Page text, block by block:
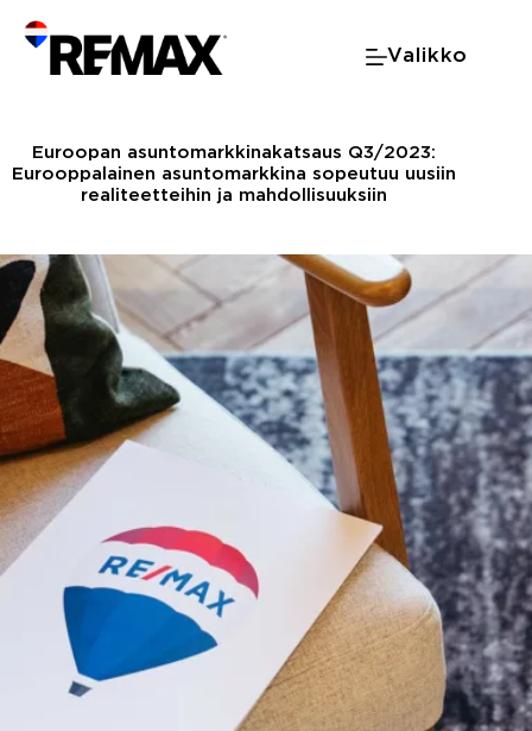
content
Valikko
Euroopan asuntomarkkinakatsaus Q3/2023:
Eurooppalainen asuntomarkkina sopeutuu uusiin
realiteetteihin ja mahdollisuuksiin